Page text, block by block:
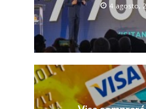
4 agosto,